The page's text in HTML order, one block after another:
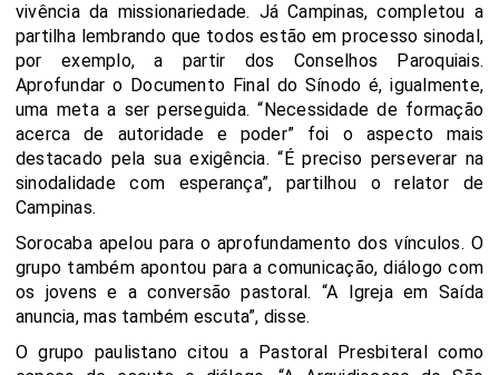
vivência da missionariedade. Já Campinas, completou a
partilha lembrando que todos estão em processo sinodal,
por exemplo, a partir dos Conselhos Paroquiais.
Aprofundar o Documento Final do Sínodo é, igualmente,
uma meta a ser perseguida. “Necessidade de formação
acerca de autoridade e poder” foi o aspecto mais
destacado pela sua exigência. “É preciso perseverar na
sinodalidade com esperança”, partilhou o relator de
Campinas.
Sorocaba apelou para o aprofundamento dos vínculos. O
grupo também apontou para a comunicação, diálogo com
os jovens e a conversão pastoral. “A Igreja em Saída
anuncia, mas também escuta”, disse.
O grupo paulistano citou a Pastoral Presbiteral como